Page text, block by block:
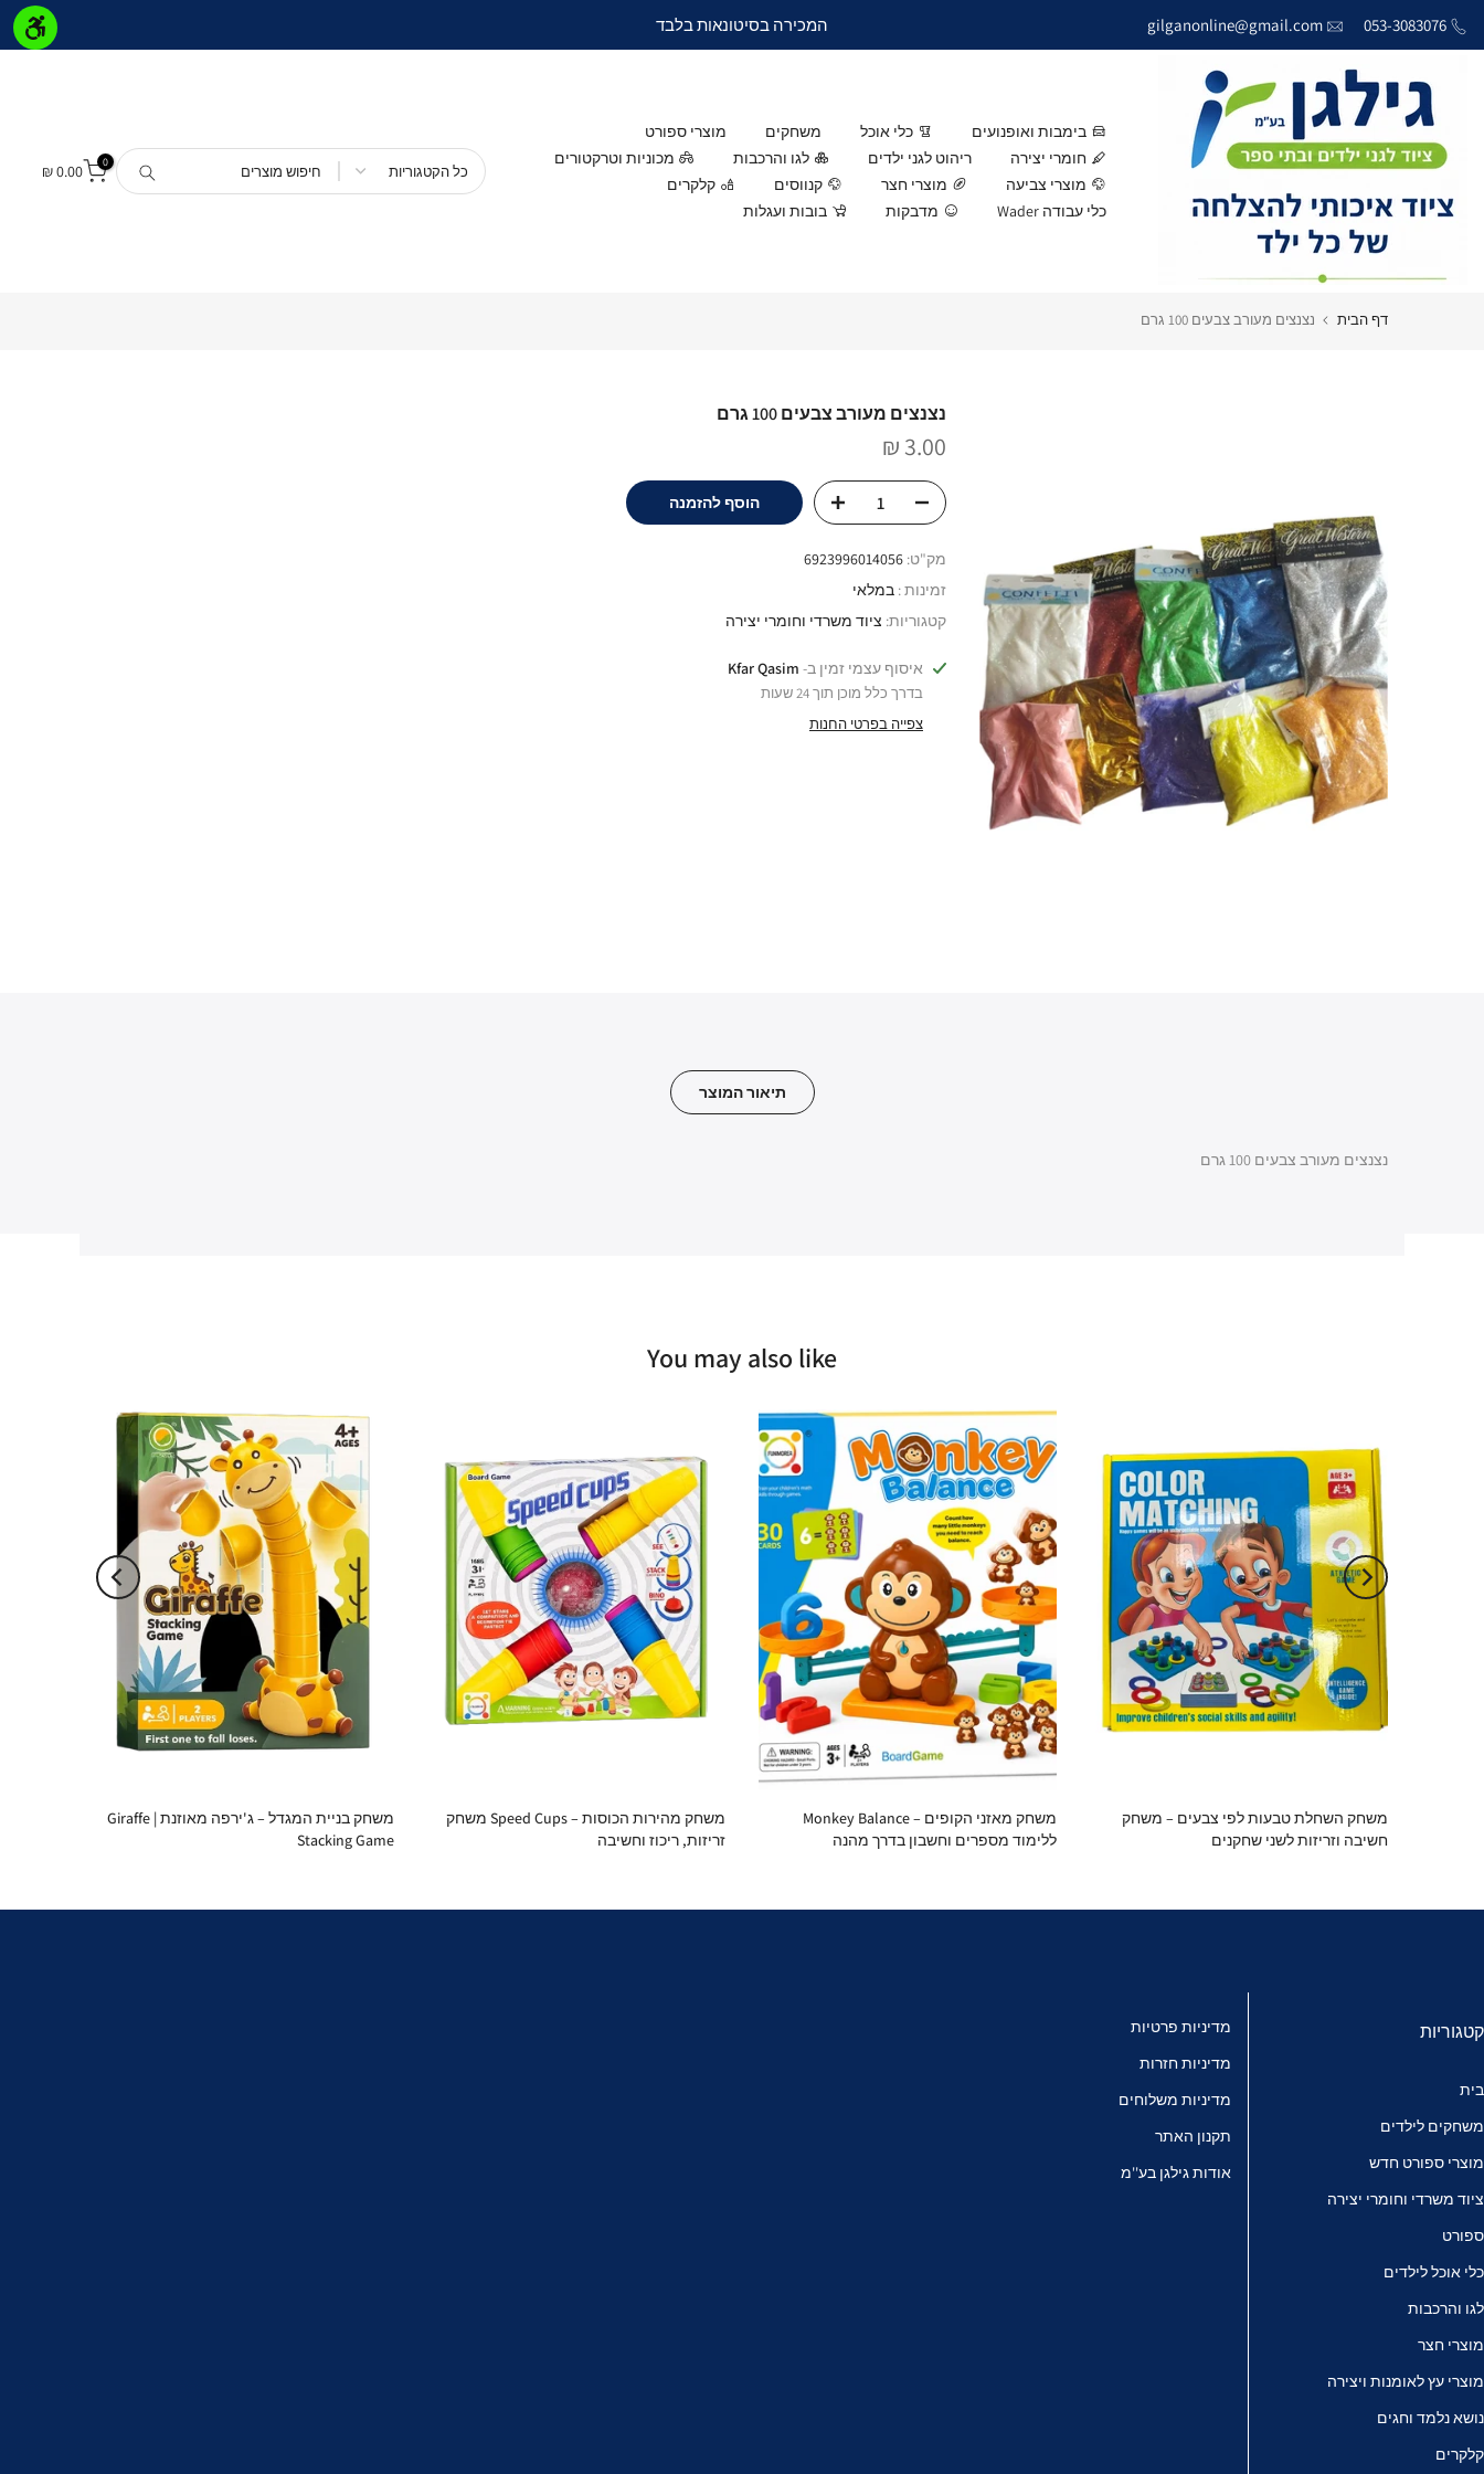
דילוג
לתוכן
053-3083076
gilganonline@gmail.com המכירה בסיטונאות בלבד
בימבות ואופנועים כלי אוכל משחקים
מוצרי ספורט
חומרי יצירה
ריהוט לגני ילדים לגו והרכבות
מכוניות וטרקטורים
מוצרי צביעה
מוצרי חצר קנווסים
קלקרים
כלי עבודה Wader
מדבקות בובות ועגלות
0
0.00 ₪
דף הבית נצנצים מעורב צבעים 100 גרם
נצנצים מעורב צבעים 100 גרם
3.00 ₪
הוסף להזמנה
מק"ט: 6923996014056
זמינות : במלאי
קטגוריות: ציוד משרדי וחומרי יצירה
איסוף עצמי זמין ב- Kfar Qasim
בדרך כלל מוכן תוך 24 שעות
צפייה בפרטי החנות
תיאור המוצר
נצנצים מעורב צבעים 100 גרם
You may also like
משחק השחלת טבעות לפי צבעים – משחק
חשיבה וזריזות לשני שחקנים
משחק מאזני הקופים – Monkey Balance
ללימוד מספרים וחשבון בדרך מהנה
משחק מהירות הכוסות – Speed Cups משחק
זריזות, ריכוז וחשיבה
משחק בניית המגדל – ג'ירפה מאוזנת | Giraffe
Stacking Game
קטגוריות
בית
משחקים לילדים
מוצרי ספורט חדש
ציוד משרדי וחומרי יצירה
ספורט
כלי אוכל לילדים
לגו והרכבות
מוצרי חצר
מוצרי עץ לאומנות ויצירה
נושא נלמד וחגים
קלקרים
מדיניות פרטיות
מדיניות חזרות
מדיניות משלוחים
תקנון האתר
אודות גילגן בע''מ